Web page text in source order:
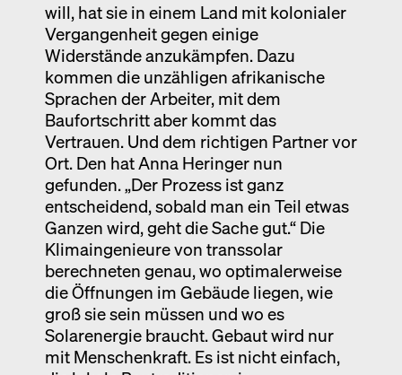
will, hat sie in einem Land mit kolonialer
Vergangenheit gegen einige
Widerstände anzukämpfen. Dazu
kommen die unzähligen afrikanische
Sprachen der Arbeiter, mit dem
Baufortschritt aber kommt das
Vertrauen. Und dem richtigen Partner vor
Ort. Den hat Anna Heringer nun
gefunden. „Der Prozess ist ganz
entscheidend, sobald man ein Teil etwas
Ganzen wird, geht die Sache gut.“ Die
Klimaingenieure von transsolar
berechneten genau, wo optimalerweise
die Öffnungen im Gebäude liegen, wie
groß sie sein müssen und wo es
Solarenergie braucht. Gebaut wird nur
mit Menschenkraft. Es ist nicht einfach,